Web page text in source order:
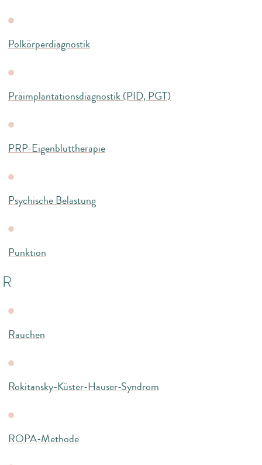
Polkörperdiagnostik
Präimplantationsdiagnostik (PID, PGT)
PRP-Eigenbluttherapie
Psychische Belastung
Punktion
R
Rauchen
Rokitansky-Küster-Hauser-Syndrom
ROPA-Methode